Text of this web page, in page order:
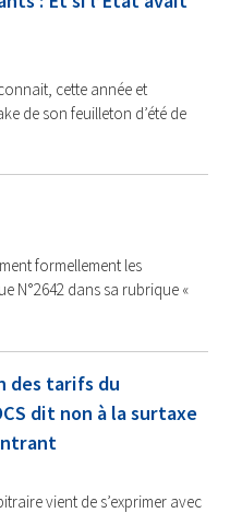
cette année et
de son feuilleton d’été de
formellement les
N°2642 dans sa rubrique «
des tarifs du
dit non à la surtaxe
vient de s’exprimer avec